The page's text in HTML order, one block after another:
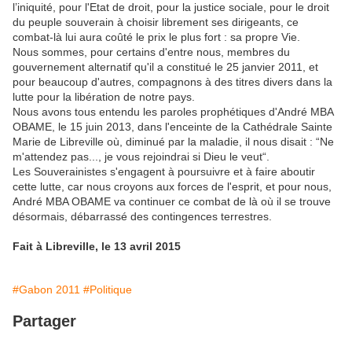
l’iniquité, pour l'Etat de droit, pour la justice sociale, pour le droit
du peuple souverain à choisir librement ses dirigeants, ce
combat-là lui aura coûté le prix le plus fort : sa propre Vie.
Nous sommes, pour certains d'entre nous, membres du
gouvernement alternatif qu'il a constitué le 25 janvier 2011, et
pour beaucoup d'autres, compagnons à des titres divers dans la
lutte pour la libération de notre pays.
Nous avons tous entendu les paroles prophétiques d'André MBA
OBAME, le 15 juin 2013, dans l'enceinte de la Cathédrale Sainte
Marie de Libreville où, diminué par la maladie, il nous disait : “Ne
m'attendez pas..., je vous rejoindrai si Dieu le veut“.
Les Souverainistes s'engagent à poursuivre et à faire aboutir
cette lutte, car nous croyons aux forces de l'esprit, et pour nous,
André MBA OBAME va continuer ce combat de là où il se trouve
désormais, débarrassé des contingences terrestres.
Fait à Libreville, le 13 avril 2015
#Gabon 2011 #Politique
Partager